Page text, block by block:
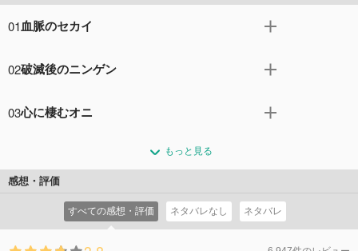
01 血脈のセカイ
た…!!生き残った少年少女は、地の底より現れた吸血鬼に
院」の家族と一緒に、吸血鬼の都市「サングィネム」で暮
に扱う吸血鬼たちに、優一郎は反感を抱くが…。
02破滅後のニンゲン
日本帝鬼軍へと入隊した優一郎だが、吸血鬼への強い恨み
第二渋谷高校に通うことになるが、与えられた条件は「友
だちを作ること」。軍の監視官である柊シノアが見張る
中、優一郎は学園生活に馴染めず苦戦する…。
コメント0件拍手10回
03心に棲むオニ
高校へ通う生活に不満を募らせていた。そんな中、同級生
が「開かずの間」と呼ばれる立ち入り禁止区域に入ってし
に取り憑かれるという。優一郎は同級生を救い、そして力
を得るべく、自ら修練の地へ進入する…!!
コメント1件拍手10回
もっと見る
感想・評価
すべての感想・評価 ネタバレなし ネタバレ